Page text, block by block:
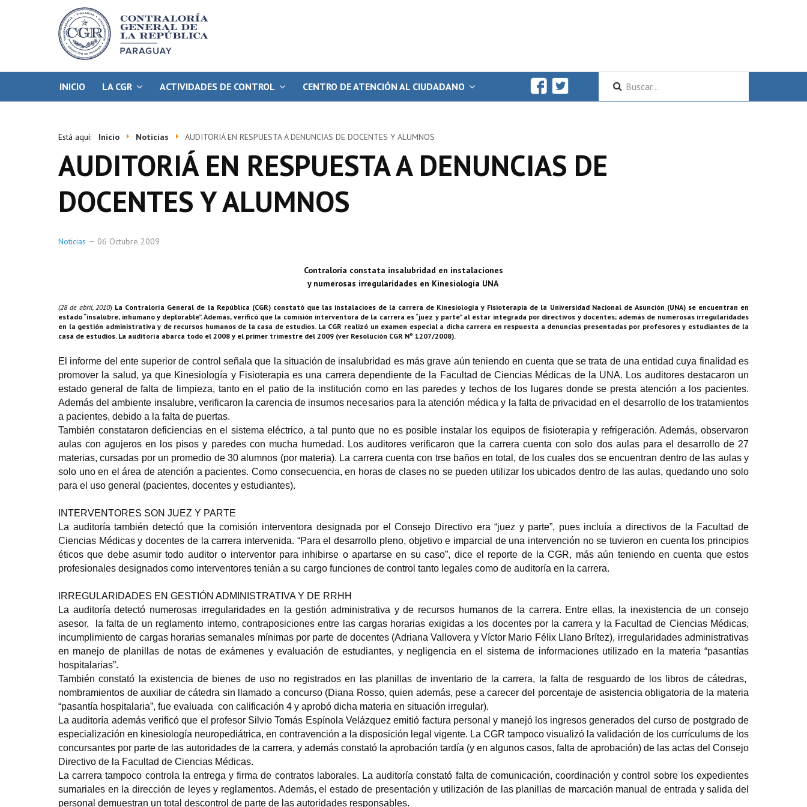
INICIO LA CGR ACTIVIDADES DE CONTROL CENTRO DE ATENCIÓN AL CIUDADANO
Está aquí: Inicio Noticias AUDITORIÁ EN RESPUESTA A DENUNCIAS DE DOCENTES Y ALUMNOS
AUDITORIÁ EN RESPUESTA A DENUNCIAS DE
DOCENTES Y ALUMNOS
Noticias 06 Octubre 2009
Contraloría constata insalubridad en instalaciones
y numerosas irregularidades en Kinesiología UNA
(28 de abril, 2010) La Contraloría General de la República (CGR) constató que las instalacioes de la carrera de Kinesiología y Fisioterapia de la Universidad Nacional de Asunción (UNA) se encuentran en
estado “insalubre, inhumano y deplorable”. Además, verificó que la comisión interventora de la carrera es “juez y parte” al estar integrada por directivos y docentes; además de numerosas irregularidades
en la gestión administrativa y de recursos humanos de la casa de estudios. La CGR realizó un examen especial a dicha carrera en respuesta a denuncias presentadas por profesores y estudiantes de la
casa de estudios. La auditoría abarca todo el 2008 y el primer trimestre del 2009 (ver Resolución CGR Nº 1207/2008).
El informe del ente superior de control señala que la situación de insalubridad es más grave aún teniendo en cuenta que se trata de una entidad cuya finalidad es
promover la salud, ya que Kinesiología y Fisioterapia es una carrera dependiente de la Facultad de Ciencias Médicas de la UNA. Los auditores destacaron un
estado general de falta de limpieza, tanto en el patio de la institución como en las paredes y techos de los lugares donde se presta atención a los pacientes.
Además del ambiente insalubre, verificaron la carencia de insumos necesarios para la atención médica y la falta de privacidad en el desarrollo de los tratamientos
a pacientes, debido a la falta de puertas.
También constataron deficiencias en el sistema eléctrico, a tal punto que no es posible instalar los equipos de fisioterapia y refrigeración. Además, observaron
aulas con agujeros en los pisos y paredes con mucha humedad. Los auditores verificaron que la carrera cuenta con solo dos aulas para el desarrollo de 27
materias, cursadas por un promedio de 30 alumnos (por materia). La carrera cuenta con trse baños en total, de los cuales dos se encuentran dentro de las aulas y
solo uno en el área de atención a pacientes. Como consecuencia, en horas de clases no se pueden utilizar los ubicados dentro de las aulas, quedando uno solo
para el uso general (pacientes, docentes y estudiantes).
INTERVENTORES SON JUEZ Y PARTE
La auditoría también detectó que la comisión interventora designada por el Consejo Directivo era “juez y parte”, pues incluía a directivos de la Facultad de
Ciencias Médicas y docentes de la carrera intervenida. “Para el desarrollo pleno, objetivo e imparcial de una intervención no se tuvieron en cuenta los principios
éticos que debe asumir todo auditor o interventor para inhibirse o apartarse en su caso”, dice el reporte de la CGR, más aún teniendo en cuenta que estos
profesionales designados como interventores tenián a su cargo funciones de control tanto legales como de auditoría en la carrera.
IRREGULARIDADES EN GESTIÓN ADMINISTRATIVA Y DE RRHH
La auditoría detectó numerosas irregularidades en la gestión administrativa y de recursos humanos de la carrera. Entre ellas, la inexistencia de un consejo
asesor, la falta de un reglamento interno, contraposiciones entre las cargas horarias exigidas a los docentes por la carrera y la Facultad de Ciencias Médicas,
incumplimiento de cargas horarias semanales mínimas por parte de docentes (Adriana Vallovera y Víctor Mario Félix Llano Brítez), irregularidades administrativas
en manejo de planillas de notas de exámenes y evaluación de estudiantes, y negligencia en el sistema de informaciones utilizado en la materia “pasantías
hospitalarias”.
También constató la existencia de bienes de uso no registrados en las planillas de inventario de la carrera, la falta de resguardo de los libros de cátedras,
nombramientos de auxiliar de cátedra sin llamado a concurso (Diana Rosso, quien además, pese a carecer del porcentaje de asistencia obligatoria de la materia
“pasantía hospitalaria”, fue evaluada con calificación 4 y aprobó dicha materia en situación irregular).
La auditoría además verificó que el profesor Silvio Tomás Espínola Velázquez emitió factura personal y manejó los ingresos generados del curso de postgrado de
especialización en kinesiología neuropediátrica, en contravención a la disposición legal vigente. La CGR tampoco visualizó la validación de los currículums de los
concursantes por parte de las autoridades de la carrera, y además constató la aprobación tardía (y en algunos casos, falta de aprobación) de las actas del Consejo
Directivo de la Facultad de Ciencias Médicas.
La carrera tampoco controla la entrega y firma de contratos laborales. La auditoría constató falta de comunicación, coordinación y control sobre los expedientes
sumariales en la dirección de leyes y reglamentos. Además, el estado de presentación y utilización de las planillas de marcación manual de entrada y salida del
personal demuestran un total descontrol de parte de las autoridades responsables.